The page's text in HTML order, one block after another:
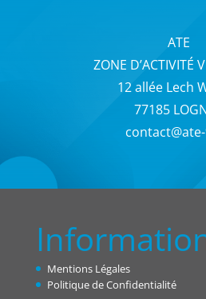
ATE
ZONE D’ACTIVITÉ
12 allée Lech
77185
Mentions Légales
Politique de Confidentialité